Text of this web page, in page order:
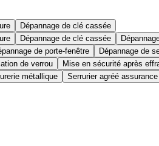
Dépannage de clé cassée
Dépannage de clé cassée
de porte-fenêtre Dépannage de
de verrou Mise en sécurité après
métallique Serrurier agréé assurance